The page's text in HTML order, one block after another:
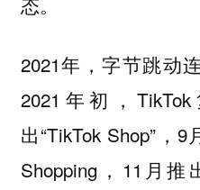
2021年，字节跳
2021年初，
出“TikTok Shop”，
Shopping，11月